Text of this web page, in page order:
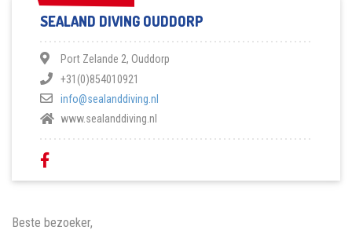
SEALAND DIVING OUDDORP
Port Zelande 2, Ouddorp
+31(0)854010921
info@sealanddiving.nl
www.sealanddiving.nl
Beste bezoeker,